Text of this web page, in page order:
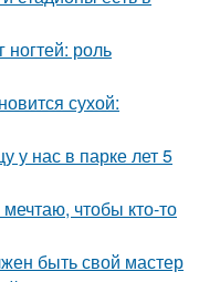
роль
сухой:
у нас в парке лет 5
чтобы кто-то
быть свой мастер